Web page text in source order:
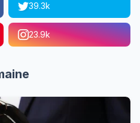
39.3k
23.9k